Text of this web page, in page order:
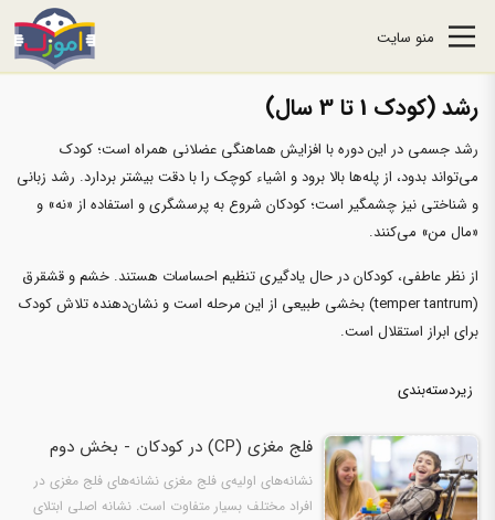
منو سایت
رشد (کودک 1 تا 3 سال)
رشد جسمی در این دوره با افزایش هماهنگی عضلانی همراه است؛ کودک
می‌تواند بدود، از پله‌ها بالا برود و اشیاء کوچک را با دقت بیشتر بردارد. رشد زبانی
و شناختی نیز چشمگیر است؛ کودکان شروع به پرسشگری و استفاده از «نه» و
«مال من» می‌کنند.
از نظر عاطفی، کودکان در حال یادگیری تنظیم احساسات هستند. خشم و قشقرق
(temper tantrum) بخشی طبیعی از این مرحله است و نشان‌دهنده تلاش کودک
برای ابراز استقلال است.
زیردسته‌بندی
فلج مغزی (CP) در کودکان - بخش دوم
نشانه‌های اولیه‌ی فلج مغزی نشانه‌های فلج مغزی در
افراد مختلف بسیار متفاوت است. نشانه اصلی ابتلای